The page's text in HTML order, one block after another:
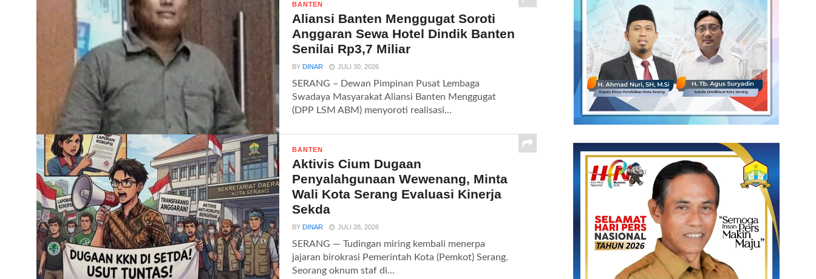
BANTEN
Aliansi Banten Menggugat Soroti
Anggaran Sewa Hotel Dindik Banten
Senilai Rp3,7 Miliar
BYDINAR JULI 30, 2026
SERANG – Dewan Pimpinan Pusat Lembaga
Swadaya Masyarakat Aliansi Banten Menggugat
(DPP LSM ABM) menyoroti realisasi...
BANTEN
Aktivis Cium Dugaan
Penyalahgunaan Wewenang, Minta
Wali Kota Serang Evaluasi Kinerja
Sekda
BYDINAR JULI 28, 2026
SERANG — Tudingan miring kembali menerpa
jajaran birokrasi Pemerintah Kota (Pemkot) Serang.
Seorang oknum staf di...